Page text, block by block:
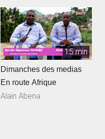
15 min
Dimanches des medias
En route Afrique
Alain Abena